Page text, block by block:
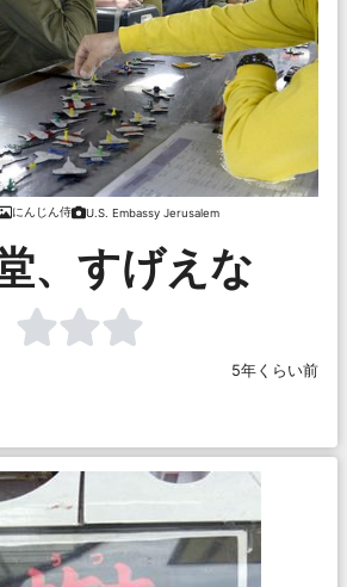
にんじん侍 U.S. Embassy Jerusalem
、すげえな
5年くらい前